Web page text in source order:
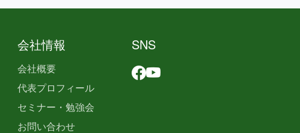
会社情報
会社概要
代表プロフィール
セミナー・勉強会
お問い合わせ
SNS